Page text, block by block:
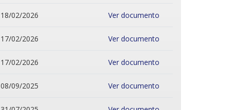
18/02/2026 Ver documento
17/02/2026 Ver documento
17/02/2026 Ver documento
08/09/2025 Ver documento